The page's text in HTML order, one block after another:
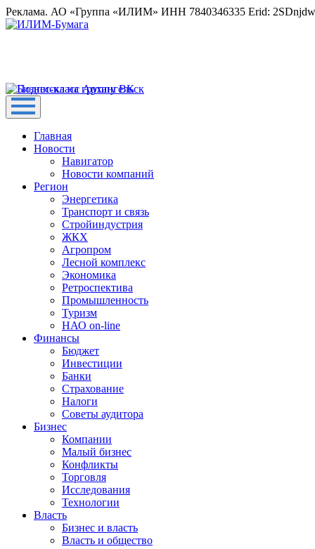
Реклама. АО «Группа «ИЛИМ» ИНН 7840346335 Erid:
Главная
Новости
Навигатор
Новости компаний
Регион
Энергетика
Транспорт и связь
Стройиндустрия
ЖКХ
Агропром
Лесной комплекс
Экономика
Ретроспектива
Промышленность
Туризм
НАО on-line
Финансы
Бюджет
Инвестиции
Банки
Страхование
Налоги
Советы аудитора
Бизнес
Компании
Малый бизнес
Конфликты
Торговля
Исследования
Технологии
Власть
Бизнес и власть
Власть и общество